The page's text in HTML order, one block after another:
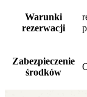
Warunki
rezerwacji
Zabezpieczenie
środków